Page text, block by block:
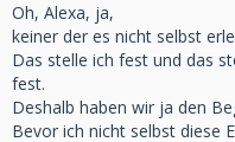
Oh, Alexa, ja,
keiner der es nicht selbst
Das stelle ich fest und das
fest.
Deshalb haben wir ja den
Bevor ich nicht selbst diese